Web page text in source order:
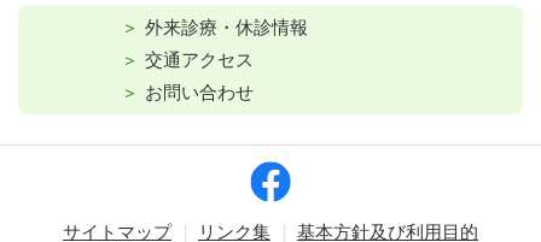
外来診療・休診情報
交通アクセス
お問い合わせ
サイトマップ リンク集 基本方針及び利用目的